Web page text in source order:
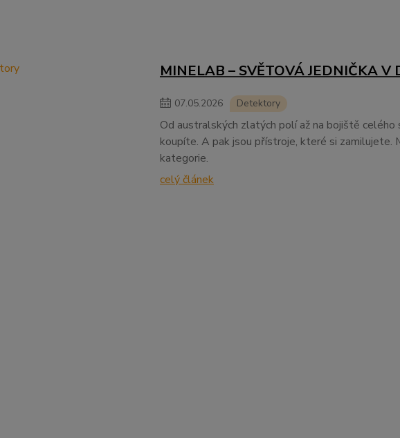
MINELAB – SVĚTOVÁ JEDNIČKA V
07.05.2026 Detektory
Od australských zlatých polí až na bojiště
koupíte. A pak jsou přístroje, které si zamilujete.
kategorie.
celý článek